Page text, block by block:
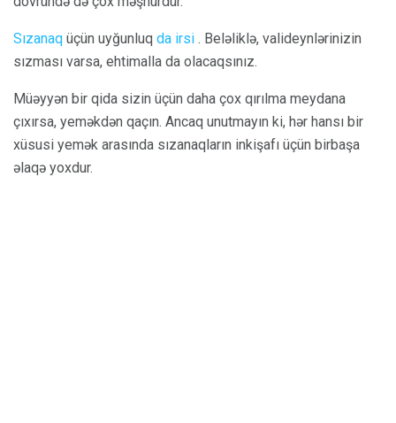
Sızanaq üçün uyğunluq da irsi . Beləliklə, valideynlərinizin
sızması varsa, ehtimalla da olacaqsınız.
Müəyyən bir qida sizin üçün daha çox qırılma meydana
çıxırsa, yeməkdən qaçın. Ancaq unutmayın ki, hər hansı bir
xüsusi yemək arasında sızanaqların inkişafı üçün birbaşa
əlaqə yoxdur.